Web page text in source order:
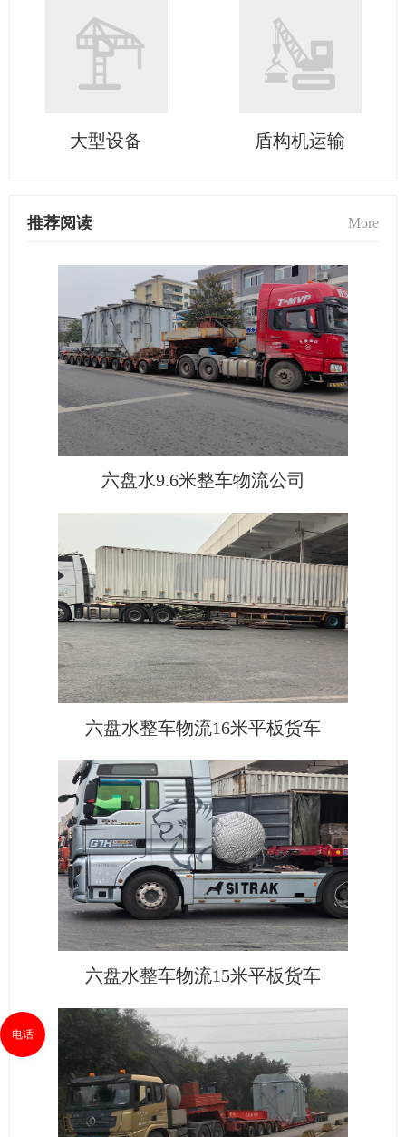
大型设备 盾构机运输
推荐阅读 More
六盘水9.6米整车物流公司
六盘水整车物流16米平板货车
六盘水整车物流15米平板货车
电话